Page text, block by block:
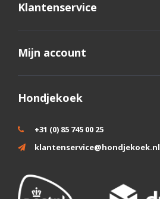
Klantenservice
Mijn account
Hondjekoek
+31 (0) 85 745 00 25
klantenservice@hondjekoek.nl